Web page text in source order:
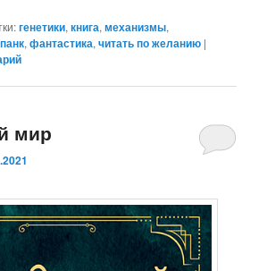
генетики,книга,механизмы,
,фантастика,читать по желанию |
мир